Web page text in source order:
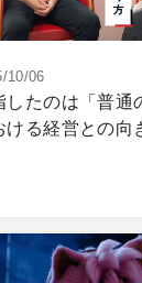
10/06
したのは「普通
ける経営との向